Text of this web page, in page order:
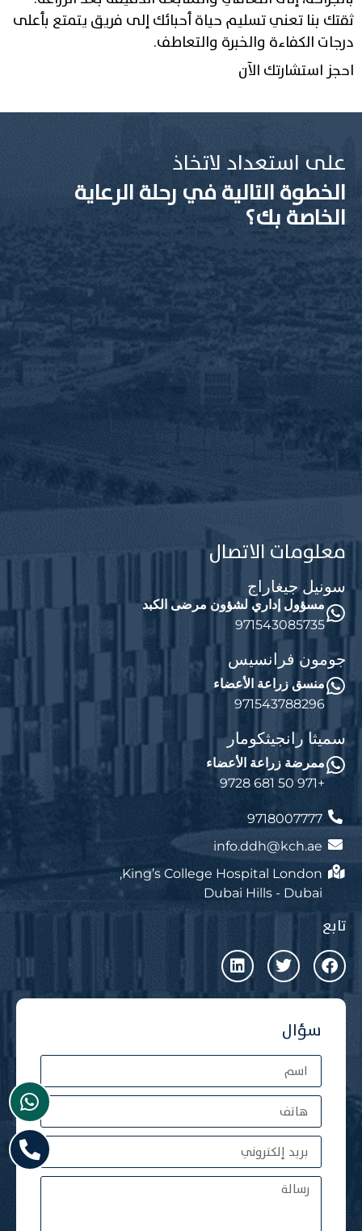
ثقتك بنا تعني تسليم حياة أحبائك إلى فريق يتمتع بأعلى
درجات الكفاءة والخبرة والتعاطف.
احجز استشارتك الآن
على استعداد لاتخاذ
الخطوة التالية في رحلة الرعاية
الخاصة بك؟
معلومات الاتصال
سونيل جيغاراج
مسؤول إداري لشؤون مرضى الكبد
971543085735
جومون فرانسيس
منسق زراعة الأعضاء
971543788296
سميثا رانجيثكومار
ممرضة زراعة الأعضاء
+971 50 681 9728
9718007777
info.ddh@kch.ae
King’s College Hospital London,
Dubai Hills - Dubai
تابع
سؤال